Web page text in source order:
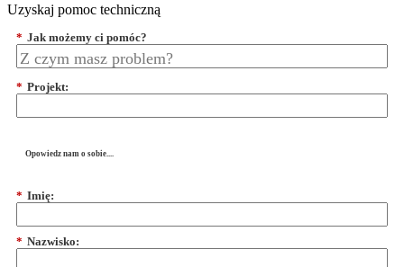
Uzyskaj pomoc techniczną
* Jak możemy ci pomóc?
* Projekt:
Opowiedz nam o sobie....
* Imię:
* Nazwisko: